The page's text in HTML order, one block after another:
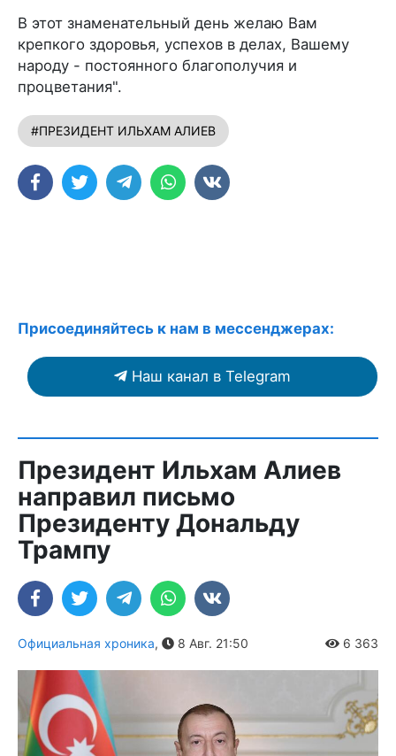
В этот знаменательный день желаю Вам
крепкого здоровья, успехов в делах, Вашему
народу - постоянного благополучия и
процветания".
#ПРЕЗИДЕНТ ИЛЬХАМ АЛИЕВ
Присоединяйтесь к нам в мессенджерах:
Наш канал в Telegram
Президент Ильхам Алиев
направил письмо
Президенту Дональду
Трампу
Официальная хроника, 8 Авг. 21:50 6 363